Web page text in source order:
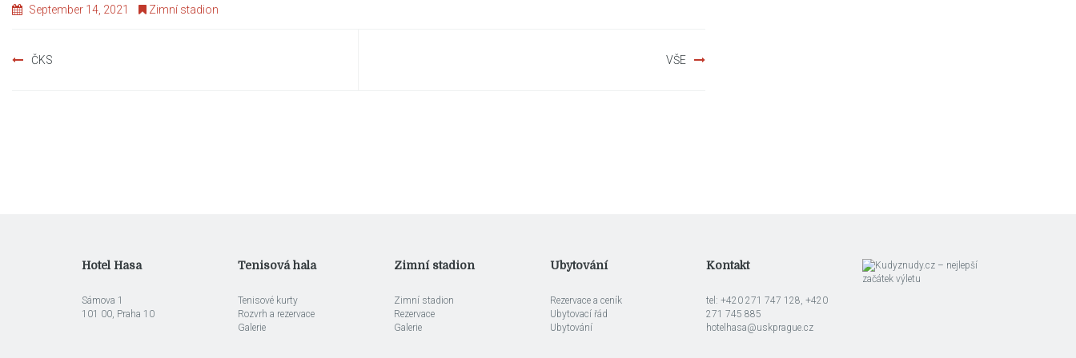
September 14, 2021 Zimní stadion
Post
ČKS VŠE
Hotel Hasa
Sámova 1
101 00, Praha 10
Tenisová hala
Tenisové kurty
Rozvrh a rezervace
Galerie
Zimní stadion
Zimní stadion
Rezervace
Galerie
Ubytování
Rezervace a ceník
Ubytovací řád
Ubytování
Kontakt
tel: +420 271 747 128, +420
271 745 885
hotelhasa@uskprague.cz